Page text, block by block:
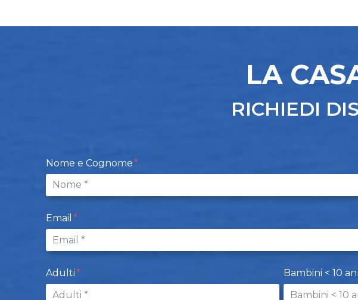
LA
RICHIEDI
Nome e Cognome
Email
Adulti Bambini < 10